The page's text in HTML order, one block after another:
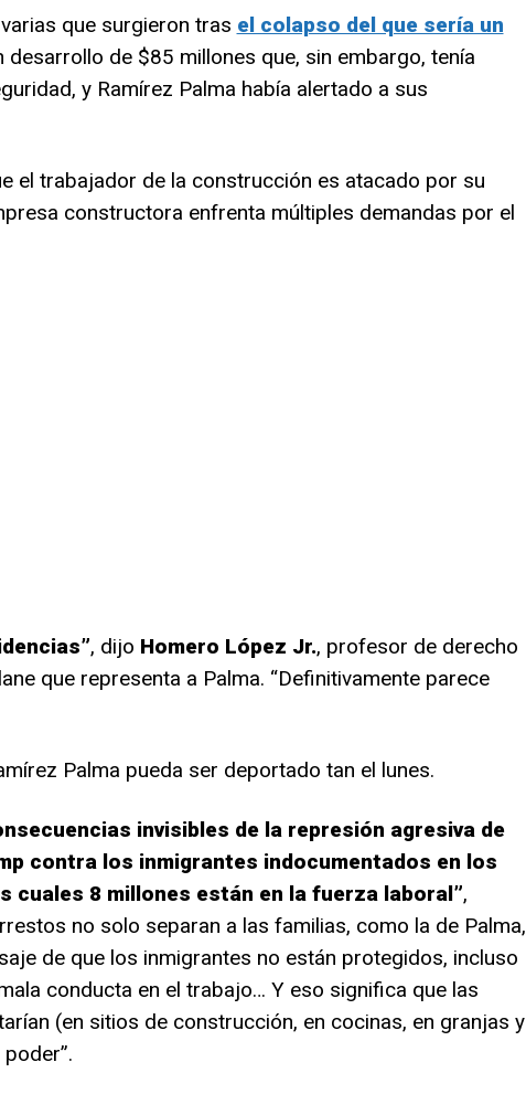
que surgieron tras el colapso del que sería un
desarrollo de $85 millones que, sin embargo, tenía
y Ramírez Palma había alertado a sus
el trabajador de la construcción es atacado por su
constructora enfrenta múltiples demandas por el
, dijo Homero López Jr., profesor de derecho
que representa a Palma. “Definitivamente parece
Palma pueda ser deportado tan el lunes.
invisibles de la represión agresiva de
contra los inmigrantes indocumentados en los
cuales 8 millones están en la fuerza laboral”,
no solo separan a las familias, como la de Palma,
de que los inmigrantes no están protegidos, incluso
conducta en el trabajo… Y eso significa que las
(en sitios de construcción, en cocinas, en granjas y